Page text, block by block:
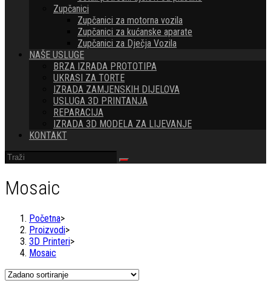
Zupčanici
Zupčanici za motorna vozila
Zupčanici za kućanske aparate
Zupčanici za Dječja Vozila
NAŠE USLUGE
BRZA IZRADA PROTOTIPA
UKRASI ZA TORTE
IZRADA ZAMJENSKIH DIJELOVA
USLUGA 3D PRINTANJA
REPARACIJA
IZRADA 3D MODELA ZA LIJEVANJE
KONTAKT
Mosaic
Početna>
Proizvodi>
3D Printeri>
Mosaic